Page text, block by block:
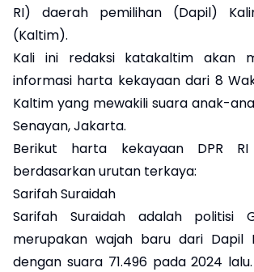
RI) daerah pemilihan (Dapil)
(Kaltim).
Kali ini redaksi katakaltim akan
informasi harta kekayaan dari 8
Kaltim yang mewakili suara anak-
Senayan, Jakarta.
Berikut harta kekayaan DPR
berdasarkan urutan terkaya:
Sarifah Suraidah
Sarifah Suraidah adalah politisi
merupakan wajah baru dari Dapil
dengan suara 71.496 pada 2024